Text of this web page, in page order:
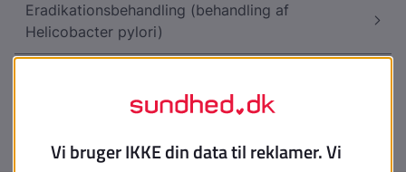
Eradikationsbehandling (behandling af
Helicobacter pylori)